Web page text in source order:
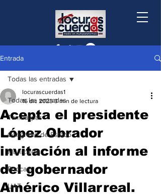
Entrada
Todas las entradas
Tamaulipas
Congreso de Estado
Municipios
Podcast
UAT
Todas las entradas
Acepta el presidente
López Obrador
invitación al informe
del gobernador
Américo Villarreal.
locurascuerdas1
16 dic 2023 3 min de lectura